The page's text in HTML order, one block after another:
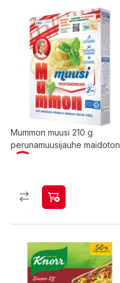
Mummon muusi 210 g
perunamuusijauhe maidoton